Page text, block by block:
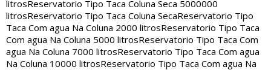
litrosReservatorio Tipo Taca Coluna Seca 5000000
litrosReservatorio Tipo Taca Coluna SecaReservatorio Tipo
Taca Com agua Na Coluna 2000 litrosReservatorio Tipo Taca
Com agua Na Coluna 5000 litrosReservatorio Tipo Taca Com
agua Na Coluna 7000 litrosReservatorio Tipo Taca Com agua
Na Coluna 10000 litrosReservatorio Tipo Taca Com agua Na